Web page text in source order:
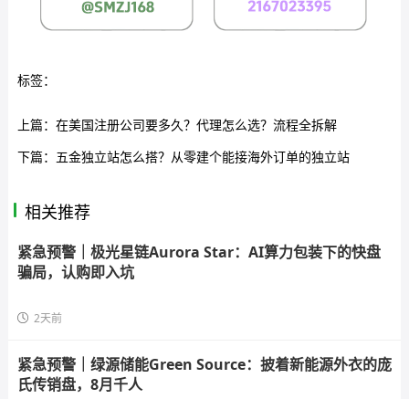
标签：
上篇： 在美国注册公司要多久？代理怎么选？流程全拆解
下篇： 五金独立站怎么搭？从零建个能接海外订单的独立站
相关推荐
紧急预警｜极光星链Aurora Star：AI算力包装下的快盘
骗局，认购即入坑
2天前
紧急预警｜绿源储能Green Source：披着新能源外衣的庞
氏传销盘，8月千人